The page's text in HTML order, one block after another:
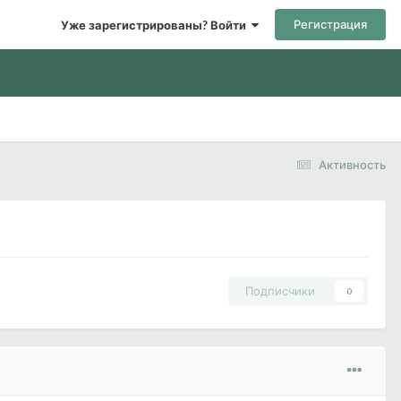
Уже зарегистрированы? Войти Регистрация
Активность
Подписчики 0